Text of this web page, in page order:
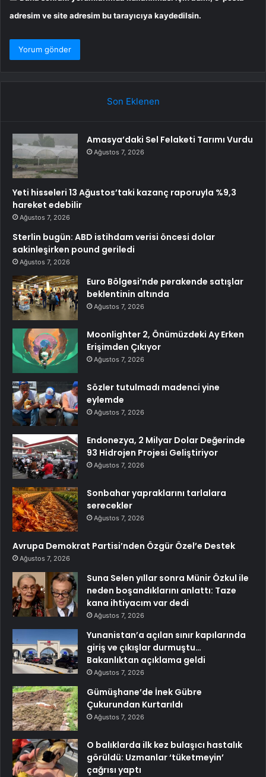
adresim ve site adresim bu tarayıcıya kaydedilsin.
Son Eklenen
Amasya’daki Sel Felaketi Tarımı Vurdu
Ağustos 7, 2026
Yeti hisseleri 13 Ağustos’taki kazanç raporuyla %9,3
hareket edebilir
Ağustos 7, 2026
Sterlin bugün: ABD istihdam verisi öncesi dolar
sakinleşirken pound geriledi
Ağustos 7, 2026
Euro Bölgesi’nde perakende satışlar
beklentinin altında
Ağustos 7, 2026
Moonlighter 2, Önümüzdeki Ay Erken
Erişimden Çıkıyor
Ağustos 7, 2026
Sözler tutulmadı madenci yine
eylemde
Ağustos 7, 2026
Endonezya, 2 Milyar Dolar Değerinde
93 Hidrojen Projesi Geliştiriyor
Ağustos 7, 2026
Sonbahar yapraklarını tarlalara
serecekler
Ağustos 7, 2026
Avrupa Demokrat Partisi’nden Özgür Özel’e Destek
Ağustos 7, 2026
Suna Selen yıllar sonra Münir Özkul ile
neden boşandıklarını anlattı: Taze
kana ihtiyacım var dedi
Ağustos 7, 2026
Yunanistan’a açılan sınır kapılarında
giriş ve çıkışlar durmuştu…
Bakanlıktan açıklama geldi
Ağustos 7, 2026
Gümüşhane’de İnek Gübre
Çukurundan Kurtarıldı
Ağustos 7, 2026
O balıklarda ilk kez bulaşıcı hastalık
görüldü: Uzmanlar ‘tüketmeyin’
çağrısı yaptı